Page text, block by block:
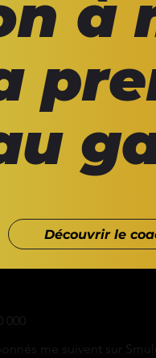
à
Découvrir le
000
me suivent sur